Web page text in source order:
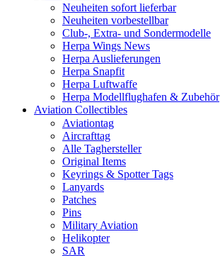
Neuheiten sofort lieferbar
Neuheiten vorbestellbar
Club-, Extra- und Sondermodelle
Herpa Wings News
Herpa Auslieferungen
Herpa Snapfit
Herpa Luftwaffe
Herpa Modellflughafen & Zubehör
Aviation Collectibles
Aviationtag
Aircrafttag
Alle Taghersteller
Original Items
Keyrings & Spotter Tags
Lanyards
Patches
Pins
Military Aviation
Helikopter
SAR